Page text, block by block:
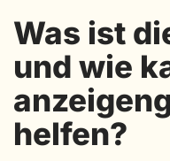
Was ist
und wie
helfen?